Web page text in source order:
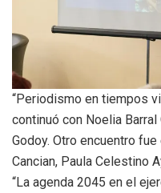
“Periodismo en tiempos
continuó con Noelia
Godoy. Otro encuentro
Cancian, Paula Celestino
“La agenda 2045 en el